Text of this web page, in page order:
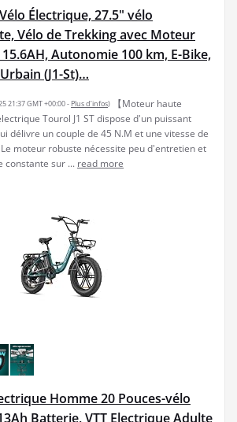
Électrique, 27.5" vélo
Vélo de Trekking avec Moteur
Autonomie 100 km, E-Bike,
(J1-St)…
21:37 GMT +00:00 - Plus d’infos)
【Moteur haute
Tourol J1 ST dispose d'un puissant
délivre un couple de 45 N.M et une vitesse de
moteur robuste nécessite peu d'entretien et
constante sur ... read more
Homme 20 Pouces-vélo
Batterie, VTT Electrique Adulte